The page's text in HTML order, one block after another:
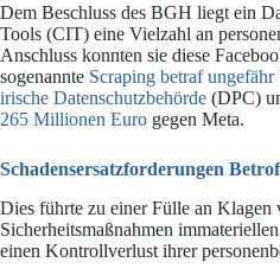
Dem Beschluss des BGH liegt ein
Tools (CIT) eine Vielzahl an
Anschluss konnten sie diese
sogenannte Scraping betraf
irische Datenschutzbehörde (DPC)
265 Millionen Euro gegen Meta.
Schadensersatzforderungen
Dies führte zu einer Fülle an Klagen
Sicherheitsmaßnahmen
einen Kontrollverlust ihrer